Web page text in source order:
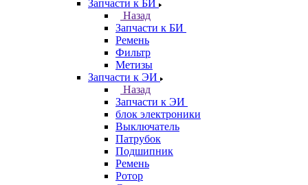
Запчасти к БИ
Назад
Запчасти к БИ
Ремень
Фильтр
Метизы
Запчасти к ЭИ
Назад
Запчасти к ЭИ
блок электроники
Выключатель
Патрубок
Подшипник
Ремень
Ротор